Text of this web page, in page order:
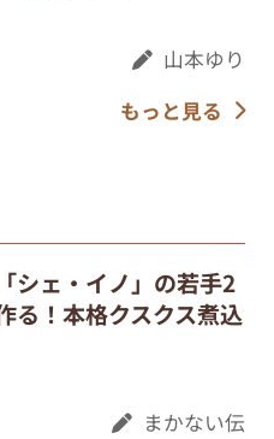
山本ゆり
もっと見る
シェ・イノ」の若手2
る！本格クスクス煮込
まかない伝